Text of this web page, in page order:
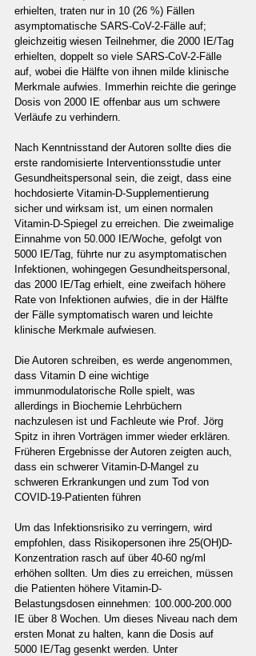
erhielten, traten nur in 10 (26 %) Fällen
asymptomatische SARS-CoV-2-Fälle auf;
gleichzeitig wiesen Teilnehmer, die 2000 IE/Tag
erhielten, doppelt so viele SARS-CoV-2-Fälle
auf, wobei die Hälfte von ihnen milde klinische
Merkmale aufwies. Immerhin reichte die geringe
Dosis von 2000 IE offenbar aus um schwere
Verläufe zu verhindern.
Nach Kenntnisstand der Autoren sollte dies die
erste randomisierte Interventionsstudie unter
Gesundheitspersonal sein, die zeigt, dass eine
hochdosierte Vitamin-D-Supplementierung
sicher und wirksam ist, um einen normalen
Vitamin-D-Spiegel zu erreichen. Die zweimalige
Einnahme von 50.000 IE/Woche, gefolgt von
5000 IE/Tag, führte nur zu asymptomatischen
Infektionen, wohingegen Gesundheitspersonal,
das 2000 IE/Tag erhielt, eine zweifach höhere
Rate von Infektionen aufwies, die in der Hälfte
der Fälle symptomatisch waren und leichte
klinische Merkmale aufwiesen.
Die Autoren schreiben, es werde angenommen,
dass Vitamin D eine wichtige
immunmodulatorische Rolle spielt, was
allerdings in Biochemie Lehrbüchern
nachzulesen ist und Fachleute wie Prof. Jörg
Spitz in ihren Vorträgen immer wieder erklären.
Früheren Ergebnisse der Autoren zeigten auch,
dass ein schwerer Vitamin-D-Mangel zu
schweren Erkrankungen und zum Tod von
COVID-19-Patienten führen
Um das Infektionsrisiko zu verringern, wird
empfohlen, dass Risikopersonen ihre 25(OH)D-
Konzentration rasch auf über 40-60 ng/ml
erhöhen sollten. Um dies zu erreichen, müssen
die Patienten höhere Vitamin-D-
Belastungsdosen einnehmen: 100.000-200.000
IE über 8 Wochen. Um dieses Niveau nach dem
ersten Monat zu halten, kann die Dosis auf
5000 IE/Tag gesenkt werden. Unter